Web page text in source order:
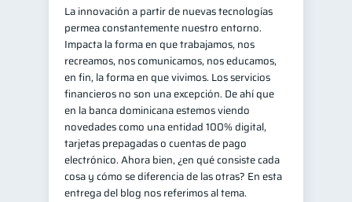
Retiro 1 Doble sueldo 1
Gasto responsable 1
información financiera 1
La innovación a partir de nuevas tecnologías
permea constantemente nuestro entorno.
Impacta la forma en que trabajamos, nos
recreamos, nos comunicamos, nos educamos,
en fin, la forma en que vivimos. Los servicios
financieros no son una excepción. De ahí que
en la banca dominicana estemos viendo
novedades como una entidad 100% digital,
tarjetas prepagadas o cuentas de pago
electrónico. Ahora bien, ¿en qué consiste cada
cosa y cómo se diferencia de las otras? En esta
entrega del blog nos referimos al tema.